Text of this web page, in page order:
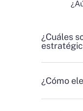
¿Cuáles
¿Cómo